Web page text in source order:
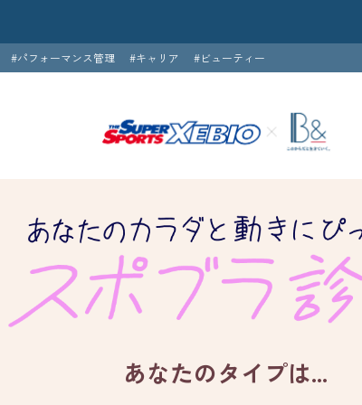
#パフォーマンス管理 #キャリア #ビューティー
あなたのタイプは...